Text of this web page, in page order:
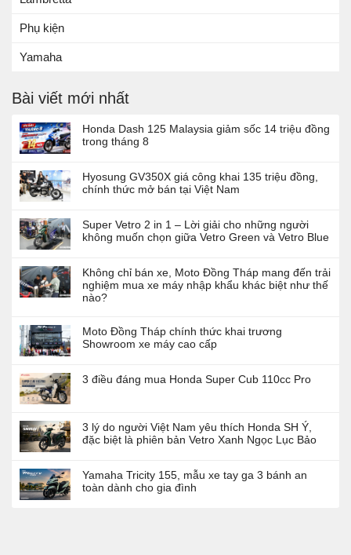
Phụ kiện
Yamaha
Bài viết mới nhất
Honda Dash 125 Malaysia giảm sốc 14 triệu đồng
trong tháng 8
Hyosung GV350X giá công khai 135 triệu đồng,
chính thức mở bán tại Việt Nam
Super Vetro 2 in 1 – Lời giải cho những người
không muốn chọn giữa Vetro Green và Vetro Blue
Không chỉ bán xe, Moto Đồng Tháp mang đến trải
nghiệm mua xe máy nhập khẩu khác biệt như thế
nào?
Moto Đồng Tháp chính thức khai trương
Showroom xe máy cao cấp
3 điều đáng mua Honda Super Cub 110cc Pro
3 lý do người Việt Nam yêu thích Honda SH Ý,
đặc biệt là phiên bản Vetro Xanh Ngọc Lục Bảo
Yamaha Tricity 155, mẫu xe tay ga 3 bánh an
toàn dành cho gia đình